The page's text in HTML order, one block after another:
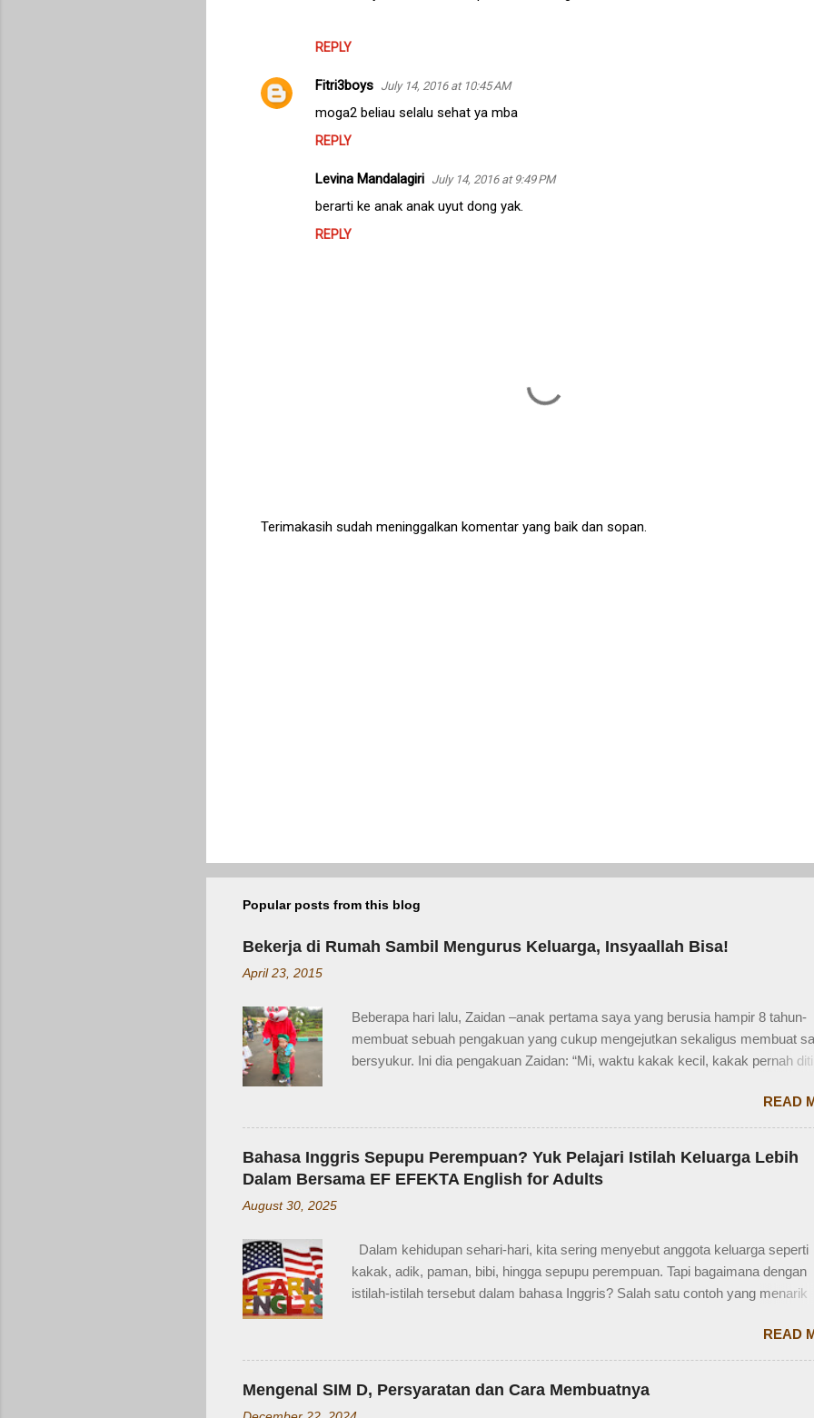
REPLY
Fitri3boys July 14, 2016 at 10:45 AM
moga2 beliau selalu sehat ya mba
REPLY
Levina Mandalagiri July 14, 2016 at 9:49 PM
berarti ke anak anak uyut dong yak.
REPLY
Terimakasih sudah meninggalkan komentar yang baik dan sopan.
Popular posts from this blog
Bekerja di Rumah Sambil Mengurus Keluarga, Insyaallah Bisa!
April 23, 2015
Beberapa hari lalu, Zaidan –anak pertama saya yang berusia hampir 8 tahun-
membuat sebuah pengakuan yang cukup mengejutkan sekaligus membuat
bersyukur. Ini dia pengakuan Zaidan: “Mi, waktu kakak kecil, kakak pernah
tetangga, kakak diajak main dan dipinjami mainan.” Saya langsung
Zaidan dengan berbagai pertanyaan. Mbak yang mana? Tetangga yang
Kejadiannya waktu kakak umur berapa? Sayang, Zaidan tidak ingat detailnya.
mungkin juga dia terkejut juga dengan reaksi saya. Bagaimana tidak terkejut.
taksir usia Zaidan sekitar usia 3-4 tahun. Karena usia 4 tahun-an saat Zaidan
atau 10 menit mungkin selesai kalau tidak antri. Tapi, bagaimana kalau dalam
10 menit itu, ada orang yang punya kese...
READ
Bahasa Inggris Sepupu Perempuan? Yuk Pelajari Istilah Keluarga Lebih
Dalam Bersama EF EFEKTA English for Adults
August 30, 2025
Dalam kehidupan sehari-hari, kita sering menyebut anggota keluarga seperti
kakak, adik, paman, bibi, hingga sepupu perempuan. Tapi bagaimana dengan
istilah-istilah tersebut dalam bahasa Inggris? Salah satu contoh yang menarik
"cousin", tapi tahukah kamu bahwa sepupu perempuan dalam bahasa Inggris
disebut female cousin? Memahami kosakata keluarga dalam bahasa Inggris
hanya penting saat percakapan santai, tetapi juga saat menulis, traveling,
dalam lingkungan kerja internasional. Mengenal istilah keluarga akan
READ
Mengenal SIM D, Persyaratan dan Cara Membuatnya